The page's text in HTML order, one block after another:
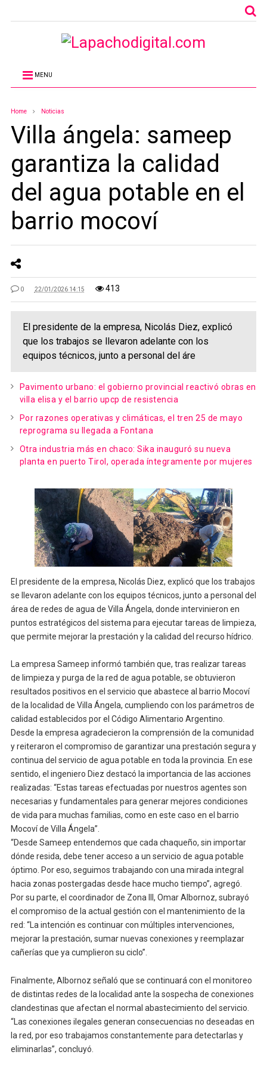
MENU
Home Noticias
Villa ángela: sameep
garantiza la calidad
del agua potable en el
barrio mocoví
0 22/01/2026 14:15 413
El presidente de la empresa, Nicolás Diez, explicó
que los trabajos se llevaron adelante con los
equipos técnicos, junto a personal del áre
Pavimento urbano: el gobierno provincial reactivó obras en
villa elisa y el barrio upcp de resistencia
Por razones operativas y climáticas, el tren 25 de mayo
reprograma su llegada a Fontana
Otra industria más en chaco: Sika inauguró su nueva
planta en puerto Tirol, operada íntegramente por mujeres
El presidente de la empresa, Nicolás Diez, explicó que los trabajos
se llevaron adelante con los equipos técnicos, junto a personal del
área de redes de agua de Villa Ángela, donde intervinieron en
puntos estratégicos del sistema para ejecutar tareas de limpieza,
que permite mejorar la prestación y la calidad del recurso hídrico.
La empresa Sameep informó también que, tras realizar tareas
de limpieza y purga de la red de agua potable, se obtuvieron
resultados positivos en el servicio que abastece al barrio Mocoví
de la localidad de Villa Ángela, cumpliendo con los parámetros de
calidad establecidos por el Código Alimentario Argentino.
Desde la empresa agradecieron la comprensión de la comunidad
y reiteraron el compromiso de garantizar una prestación segura y
continua del servicio de agua potable en toda la provincia. En ese
sentido, el ingeniero Diez destacó la importancia de las acciones
realizadas: “Estas tareas efectuadas por nuestros agentes son
necesarias y fundamentales para generar mejores condiciones
de vida para muchas familias, como en este caso en el barrio
Mocoví de Villa Ángela”.
“Desde Sameep entendemos que cada chaqueño, sin importar
dónde resida, debe tener acceso a un servicio de agua potable
óptimo. Por eso, seguimos trabajando con una mirada integral
hacia zonas postergadas desde hace mucho tiempo”, agregó.
Por su parte, el coordinador de Zona III, Omar Albornoz, subrayó
el compromiso de la actual gestión con el mantenimiento de la
red: “La intención es continuar con múltiples intervenciones,
mejorar la prestación, sumar nuevas conexiones y reemplazar
cañerías que ya cumplieron su ciclo”.
Finalmente, Albornoz señaló que se continuará con el monitoreo
de distintas redes de la localidad ante la sospecha de conexiones
clandestinas que afectan el normal abastecimiento del servicio.
“Las conexiones ilegales generan consecuencias no deseadas en
la red, por eso trabajamos constantemente para detectarlas y
eliminarlas”, concluyó.